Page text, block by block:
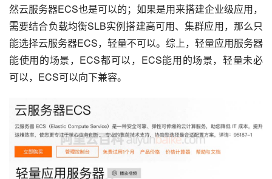
然云服务器ECS也是可以的；如果是用来搭建企业级应用，
需要结合负载均衡SLB实例搭建高可用、集群应用，那么只
能选择云服务器ECS，轻量不可以。综上，轻量应用服务器
能使用的场景，ECS都可以，ECS能用的场景，轻量未必
可以，ECS可以向下兼容。